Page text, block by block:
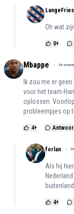
LangeFries
Oh wat
0+
Mbappe 08
Ik zou me er
voor het team-
oplossen.
probleempjes op
4+
forlan
Als hij
4+